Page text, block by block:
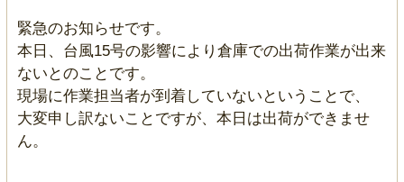
緊急のお知らせです。
本日、台風15号の影響により倉庫での出荷作業が出来
ないとのことです。
現場に作業担当者が到着していないということで、
大変申し訳ないことですが、本日は出荷ができませ
ん。